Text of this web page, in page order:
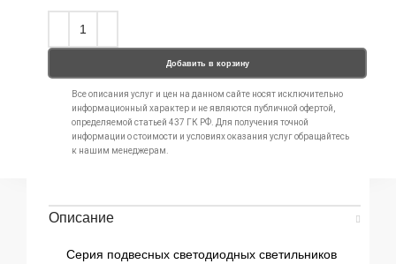
Добавить в корзину
Все описания услуг и цен на данном сайте носят исключительно
информационный характер и не являются публичной офертой,
определяемой статьей 437 ГК РФ. Для получения точной
информации о стоимости и условиях оказания услуг обращайтесь
к нашим менеджерам.
Описание
Серия подвесных светодиодных светильников